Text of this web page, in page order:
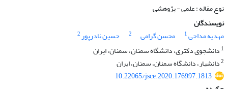
نوع مقاله : علمی - پژوهشی
نویسندگان
مهدیه مداحی1 محسن گرامی 2 حسین نادرپور2
1 دانشجوی دکتری، دانشگاه سمنان، سمنان، ایران
2دانشیار، دانشگاه سمنان، سمنان، ایران
10.22065/jsce.2020.176997.1813